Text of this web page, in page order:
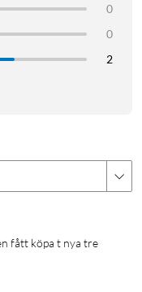
0
0
2